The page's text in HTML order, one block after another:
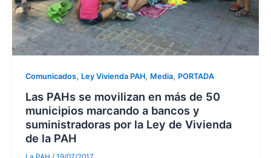
Comunicados, Ley Vivienda PAH, Media, PORTADA
Las PAHs se movilizan en más de 50
municipios marcando a bancos y
suministradoras por la Ley de Vivienda
de la PAH